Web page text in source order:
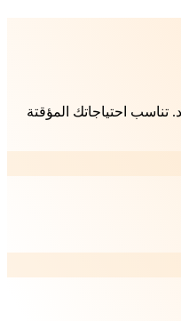
تناسب احتياجاتك المؤقتة